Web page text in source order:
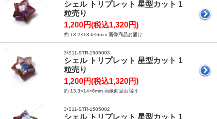
シェル トリプレット 星型カット 1
粒売り
1,200円(税込1,320円)
約 13.2×13.6×6mm 画像商品お届け
3/S11-STR-1505003
シェル トリプレット 星型カット 1
粒売り
1,200円(税込1,320円)
約 13.3×14×6mm 画像商品お届け
3/S11-STR-1505002
シェル トリプレット 星型カット 1